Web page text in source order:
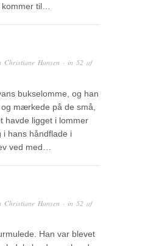
til…
Christiane Hansen · in 52 af
bukselomme, og han
mærkede på de små,
havde ligget i lommer
i hans håndflade i
ved med…
Christiane Hansen · in 52 af
Han var blevet